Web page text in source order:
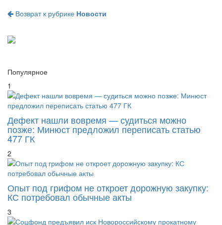
Возврат к рубрике Новости
Популярное
1
Дефект нашли вовремя — судиться можно
позже: Минюст предложил переписать статью
477 ГК
2
Опыт под грифом не откроет дорожную закупку:
КС потребовал обычные акты
3